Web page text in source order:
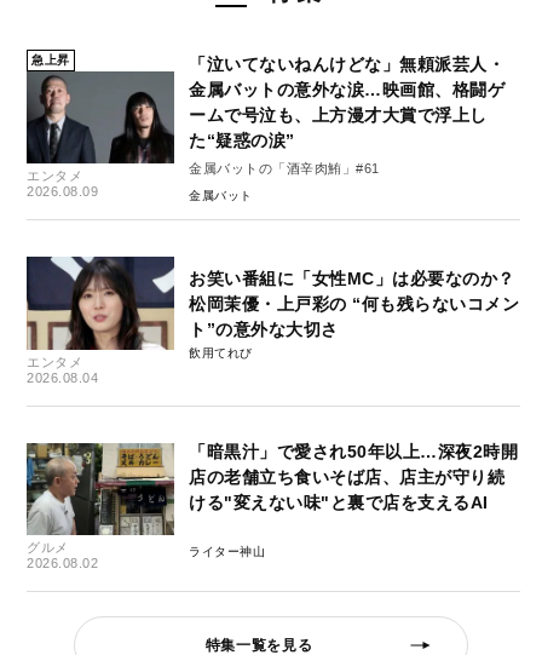
急上昇
エンタメ
2026.08.09
「泣いてないねんけどな」無頼派芸人・
金属バットの意外な涙…映画館、格闘ゲ
ームで号泣も、上方漫才大賞で浮上し
た“疑惑の涙”
金属バットの「酒辛肉鮪」#61
金属バット
エンタメ
2026.08.04
お笑い番組に「女性MC」は必要なのか？
松岡茉優・上戸彩の “何も残らないコメン
ト”の意外な大切さ
飲用てれび
グルメ
2026.08.02
「暗黒汁」で愛され50年以上…深夜2時開
店の老舗立ち食いそば店、店主が守り続
ける"変えない味"と裏で店を支えるAI
ライター神山
特集一覧を見る